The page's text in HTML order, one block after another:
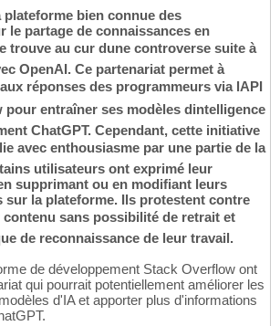
bien connue des
le partage de connaissances en
trouve au cur dune controverse suite à
OpenAI. Ce partenariat permet à
réponses des programmeurs via lAPI
entraîner ses modèles dintelligence
ChatGPT. Cependant, cette initiative
avec enthousiasme par une partie de la
utilisateurs ont exprimé leur
supprimant ou en modifiant leurs
sur la plateforme. Ils protestent contre
contenu sans possibilité de retrait et
de reconnaissance de leur travail.
de développement Stack Overflow ont
qui pourrait potentiellement améliorer les
d'IA et apporter plus d'informations